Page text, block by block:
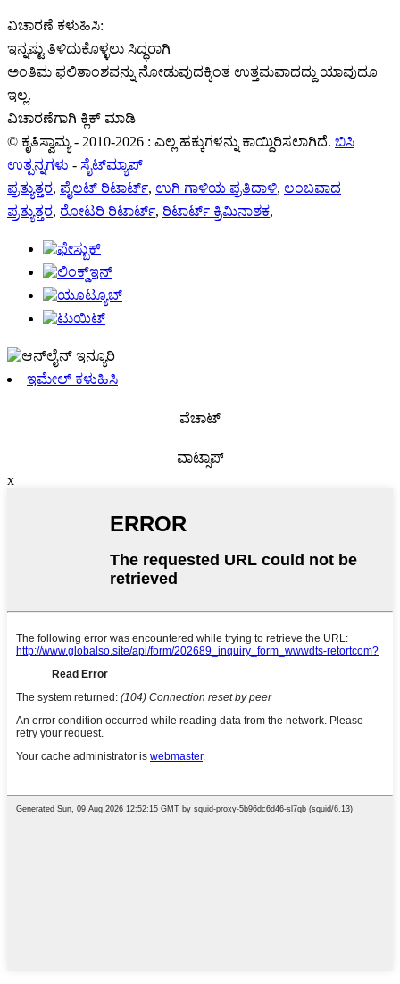
ವಿಚಾರಣೆ ಕಳುಹಿಸಿ:
ಇನ್ನಷ್ಟು ತಿಳಿದುಕೊಳ್ಳಲು ಸಿದ್ಧರಾಗಿ
ಅಂತಿಮ ಫಲಿತಾಂಶವನ್ನು ನೋಡುವುದಕ್ಕಿಂತ ಉತ್ತಮವಾದದ್ದು ಯಾವುದೂ
ಇಲ್ಲ.
ವಿಚಾರಣೆಗಾಗಿ ಕ್ಲಿಕ್ ಮಾಡಿ
© ಕೃತಿಸ್ವಾಮ್ಯ - 2010-2026 : ಎಲ್ಲ ಹಕ್ಕುಗಳನ್ನು ಕಾಯ್ದಿರಿಸಲಾಗಿದೆ. ಬಿಸಿ
ಉತ್ಪನ್ನಗಳು - ಸೈಟ್‌ಮ್ಯಾಪ್
ಪ್ರತ್ಯುತ್ತರ, ಪೈಲಟ್ ರಿಟಾರ್ಟ್, ಉಗಿ ಗಾಳಿಯ ಪ್ರತಿದಾಳಿ, ಲಂಬವಾದ
ಪ್ರತ್ಯುತ್ತರ, ರೋಟರಿ ರಿಟಾರ್ಟ್, ರಿಟಾರ್ಟ್ ಕ್ರಿಮಿನಾಶಕ,
ಇಮೇಲ್ ಕಳುಹಿಸಿ
ವೆಚಾಟ್
ವಾಟ್ಸಾಪ್
x